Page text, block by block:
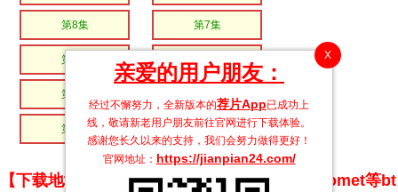
X
亲爱的用户朋友：
经过不懈努力，全新版本的荐片App已成功上
线，敬请新老用户朋友前往官网进行下载体验。
感谢您长久以来的支持，我们会努力做得更好！
官网地址： https://jianpian24.com/
第8集 第7集
第6集 第5集
第4集 第3集
第2集 第1集
【下载地址】magnet推荐使用utorrent、BitComet等bt